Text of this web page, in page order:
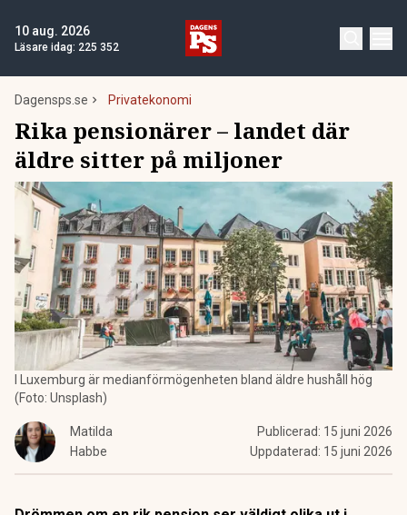
10 aug. 2026
Läsare idag: 225 352
Dagensps.se Privatekonomi
Rika pensionärer – landet där
äldre sitter på miljoner
I Luxemburg är medianförmögenheten bland äldre hushåll hög
(Foto: Unsplash)
Matilda
Habbe
Publicerad: 15 juni 2026
Uppdaterad: 15 juni 2026